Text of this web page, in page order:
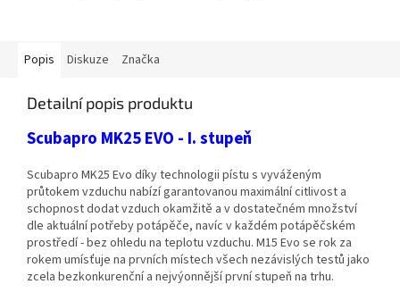
Popis Diskuze Značka
Detailní popis produktu
Scubapro MK25 EVO - I. stupeň
Scubapro MK25 Evo díky technologii pístu s vyváženým
průtokem vzduchu nabízí garantovanou maximální citlivost a
schopnost dodat vzduch okamžitě a v dostatečném množství
dle aktuální potřeby potápěče, navíc v každém potápěčském
prostředí - bez ohledu na teplotu vzduchu. M15 Evo se rok za
rokem umísťuje na prvních místech všech nezávislých testů jako
zcela bezkonkurenční a nejvýonnější první stupeň na trhu.